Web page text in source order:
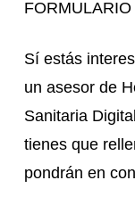
Sí estás
un asesor de
Sanitaria
tienes que
pondrán en